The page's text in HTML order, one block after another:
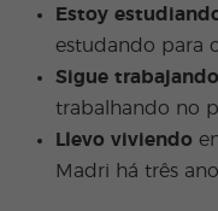
Estoy
estudando para
Sigue trabajando
trabalhando no
Llevo viviendo
Madri há três